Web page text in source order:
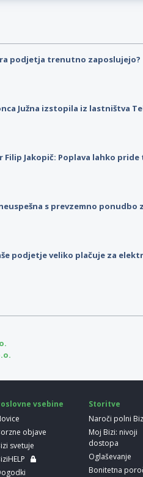
podjetja trenutno zaposlujejo?
Južna izstopila iz lastništva
Filip Jakopič: Poplava lahko
s prevzemno ponudbo
podjetje veliko plačuje za
vsebine
objave
svetuje
Storitve
Naroči polni
Moj Bizi: nivoji
dostopa
Oglaševanje
Bonitetna